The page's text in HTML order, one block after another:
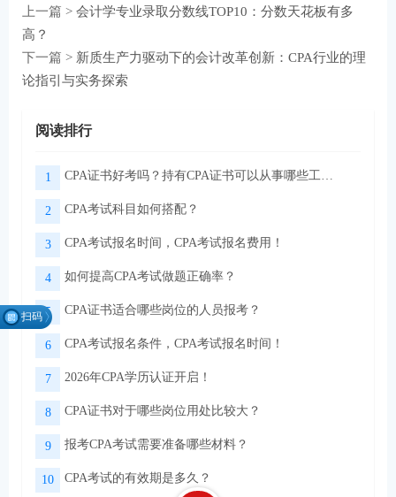
上一篇 > 会计学专业录取分数线TOP10：分数天花板有多
高？
下一篇 > 新质生产力驱动下的会计改革创新：CPA行业的理
论指引与实务探索
阅读排行
1 CPA证书好考吗？持有CPA证书可以从事哪些工作？
2 CPA考试科目如何搭配？
3 CPA考试报名时间，CPA考试报名费用！
4 如何提高CPA考试做题正确率？
5 CPA证书适合哪些岗位的人员报考？
6 CPA考试报名条件，CPA考试报名时间！
7 2026年CPA学历认证开启！
8 CPA证书对于哪些岗位用处比较大？
9 报考CPA考试需要准备哪些材料？
10 CPA考试的有效期是多久？
扫码
微信扫码关注公众号 领取CPA学习资料